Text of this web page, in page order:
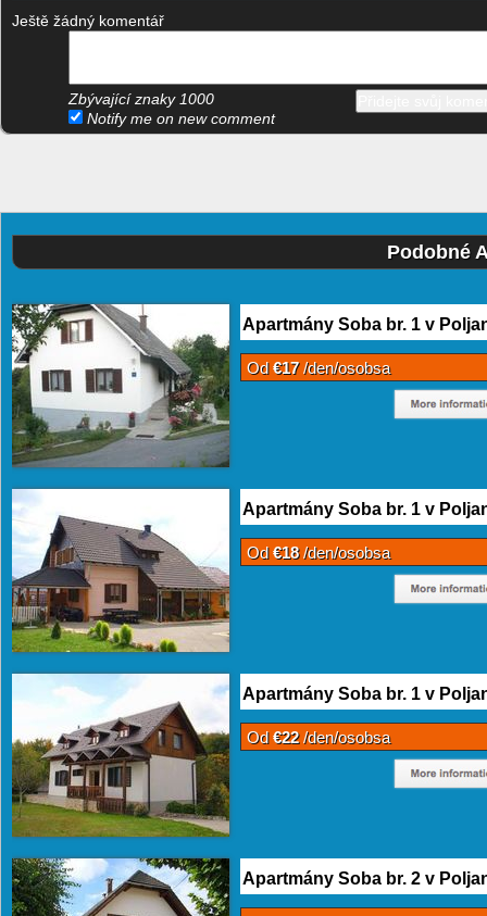
Ještě žádný komentář
Zbývající znaky 1000
Notify me on new comment
Podobné
Apartmány Soba br. 1 v
Od€17/den/osobsa
Apartmány Soba br. 1 v
Od€18/den/osobsa
Apartmány Soba br. 1 v
Od€22/den/osobsa
Apartmány Soba br. 2 v